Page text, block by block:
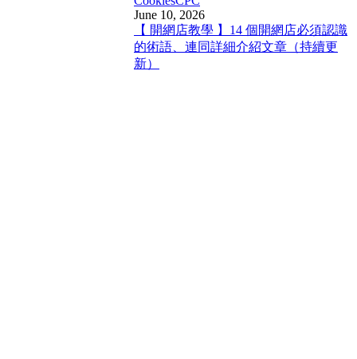
June 10, 2026
【 開網店教學 】14 個開網店必須認識
的術語、連同詳細介紹文章（持續更
新）